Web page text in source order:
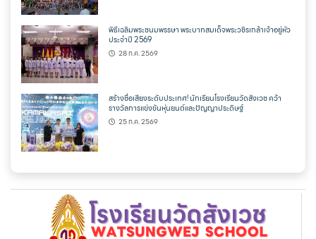
พิธีเฉลิมพระชนมพรรษา พระบาทสมเด็จพระวชิรเกล้าเจ้าอยู่หัว
ประจำปี 2569
28 ก.ค. 2569
สร้างชื่อเสียงระดับประเทศ! นักเรียนโรงเรียนวัดสังเวช คว้า
รางวัลการแข่งขันหุ่นยนต์และปัญญาประดิษฐ์
25 ก.ค. 2569